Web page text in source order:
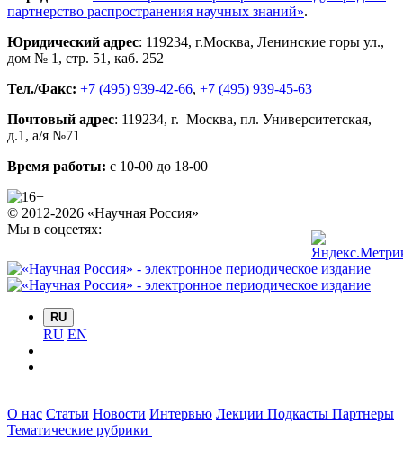
партнерство распространения научных знаний».
Юридический адрес: 119234, г.Москва, Ленинские горы ул.,
дом № 1, стр. 51 , каб. 252
Тел./Факс: +7 (495) 939-42-66, +7 (495) 939-45-63
Почтовый адрес: 119234, г. Москва, пл. Университетская,
д.1 , а/я №71
Время работы: с 10-00 до 18-00
© 2012-2026 «Научная Россия»
Мы в соцсетях:
RU
RU EN
О нас Статьи Новости Интервью Лекции Подкасты Партнеры
Тематические рубрики